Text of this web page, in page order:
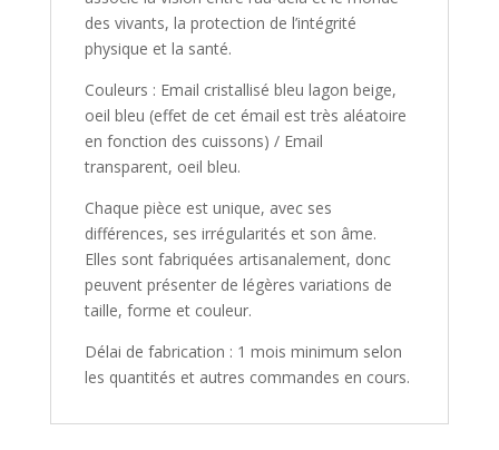
des vivants, la protection de l’intégrité
physique et la santé.
Couleurs : Email cristallisé bleu lagon beige,
oeil bleu (effet de cet émail est très aléatoire
en fonction des cuissons) / Email
transparent, oeil bleu.
Chaque pièce est unique, avec ses
différences, ses irrégularités et son âme.
Elles sont fabriquées artisanalement, donc
peuvent présenter de légères variations de
taille, forme et couleur.
Délai de fabrication : 1 mois minimum selon
les quantités et autres commandes en cours.